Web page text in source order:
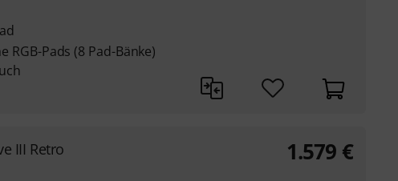
RGB-Pads (8 Pad-Bänke)
III Retro 1.579 €